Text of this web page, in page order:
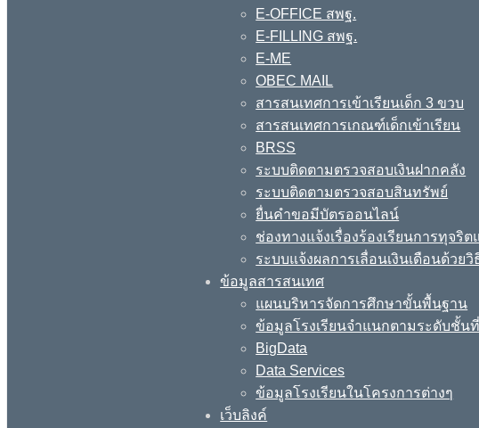
E-OFFICE สพฐ.
E-FILLING สพฐ.
E-ME
OBEC MAIL
สารสนเทศการเข้าเรียนเด็ก 3 ขวบ
สารสนเทศการเกณฑ์เด็กเข้าเรียน
BRSS
ระบบติดตามตรวจสอบเงินฝากคลัง
ระบบติดตามตรวจสอบสินทรัพย์
ยื่นคำขอมีบัตรออนไลน์
ช่องทางแจ้งเรื่องร้องเรียนการทุจริ
ระบบแจ้งผลการเลื่อนเงินเดือนด้วย
ข้อมูลสารสนเทศ
แผนบริหารจัดการศึกษาขั้นพื้นฐาน
ข้อมูลโรงเรียนจำแนกตามระดับชั้น
BigData
Data Services
ข้อมูลโรงเรียนในโครงการต่างๆ
เว็บลิงค์